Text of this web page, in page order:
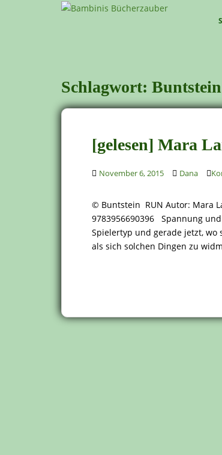
Schlagwort: Buntstein
[gelesen] Mara
November 6, 2015 Dana
© Buntstein RUN Autor: Mara
9783956690396 Spannung
Spielertyp und gerade jetzt, wo
als sich solchen Dingen zu